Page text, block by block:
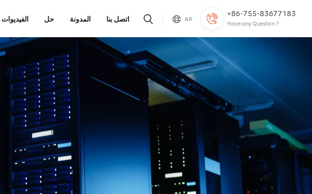
+86-755-83677183
Have any Question ?
AR الفيديوات حل المدونة اتصل بنا